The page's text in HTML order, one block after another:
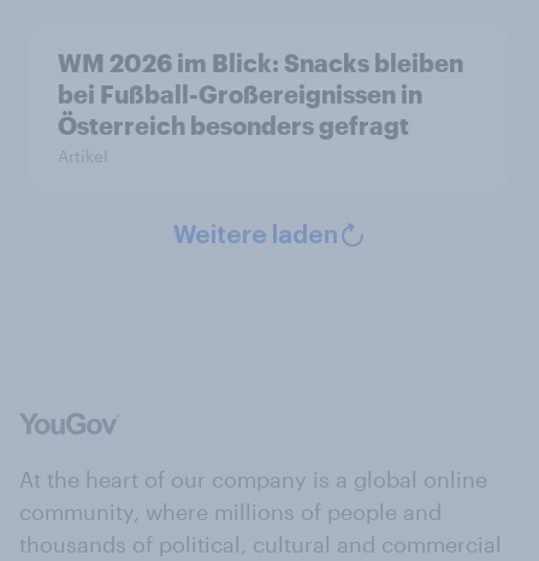
WM 2026 im Blick: Snacks bleiben
bei Fußball-Großereignissen in
Österreich besonders gefragt
Artikel
Weitere laden
At the heart of our company is a global online
community, where millions of people and
thousands of political, cultural and commercial